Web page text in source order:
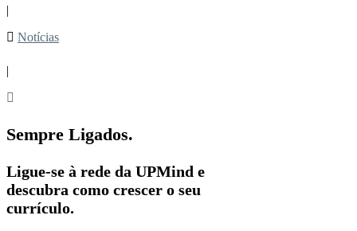
|
Notícias
|
Sempre Ligados.
Ligue-se à rede da UPMind e
descubra como crescer o seu
currículo.